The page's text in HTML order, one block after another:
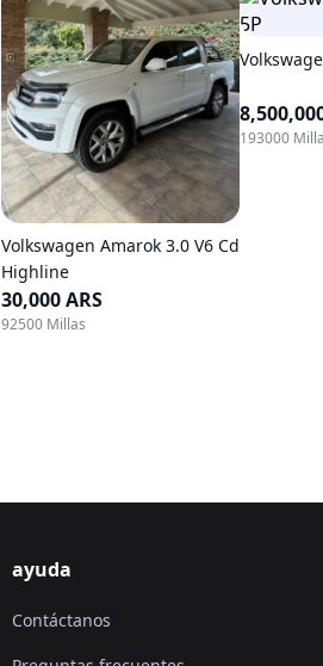
Volkswagen Amarok 3.0 V6 Cd
Highline
30,000 ARS
92500 Millas
193000
ayuda
Contáctanos